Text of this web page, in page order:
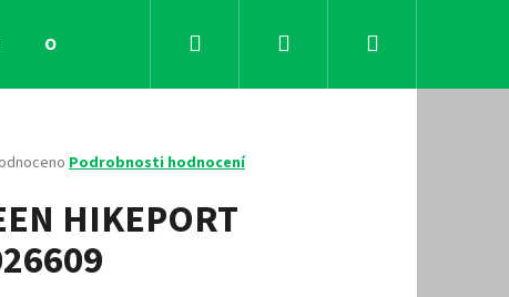
Obchodní podmínky KontaktyPřihlášení
Podrobnosti hodnocení
HIKEPORT